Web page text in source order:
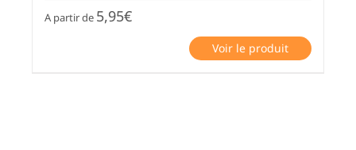
A partir de 5,95€
Voir le produit